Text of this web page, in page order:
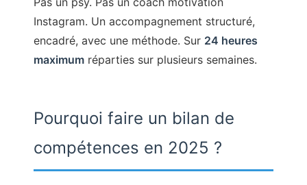
Instagram. Un accompagnement structuré,
encadré, avec une méthode. Sur 24 heures
maximumréparties sur plusieurs semaines.
Pourquoi faire un bilan de
compétences en 2025 ?